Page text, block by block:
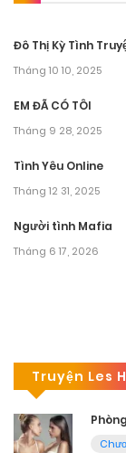
Đô Thị Kỳ Tình
Tháng 10 10, 2025
EM ĐÃ CÓ TÔI
Tháng 9 28, 2025
Tình Yêu Online
Tháng 12 31, 2025
Người tình Mafia
Tháng 6 17, 2026
Truyện Les